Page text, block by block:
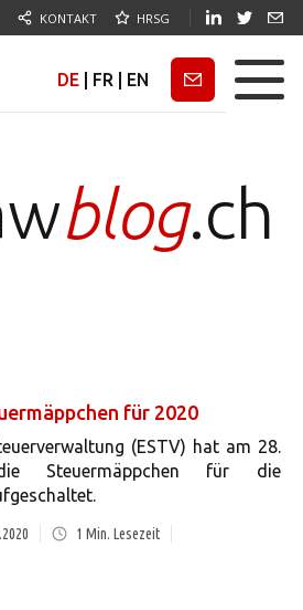
KONTAKT HRSG
DE FR EN Newsletter
blog.ch
für 2020
(ESTV) hat am 28.
Steuermäppchen für die
1 Min. Lesezeit